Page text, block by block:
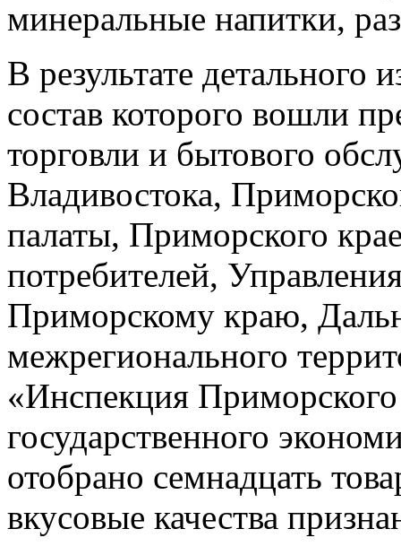
минеральные напитки,
В результате
состав которого вошли
торговли и бытового
Владивостока,
палаты, Приморского
потребителей,
Приморскому краю,
межрегионального
«Инспекция Приморского
государственного
отобрано семнадцать
вкусовые качества